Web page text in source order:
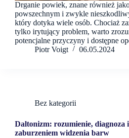
Drganie powiek, znane również
powszechnym i zwykle
który dotyka wiele osób. Chociaż
tylko irytujący problem, warto
potencjalne przyczyny i dostępne
Piotr Voigt
06.05.2024
Bez kategorii
Daltonizm: rozumienie, diagnoza
zaburzeniem widzenia barw